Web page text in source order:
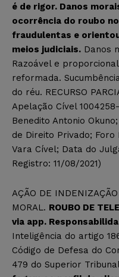
é de rigor. Danos
ocorrência do roubo
fraudulentas e
meios judiciais. Danos
Razoável e
reformada.
do réu. RECURSO
Apelação Cível
Benedito Antonio
de Direito Privado;
Vara Cível; Data do
Registro: 11/08/2021)
AÇÃO DE
MORAL. ROUBO DE
via app.
Inteligência do artigo
Código de Defesa do
479 do Superior